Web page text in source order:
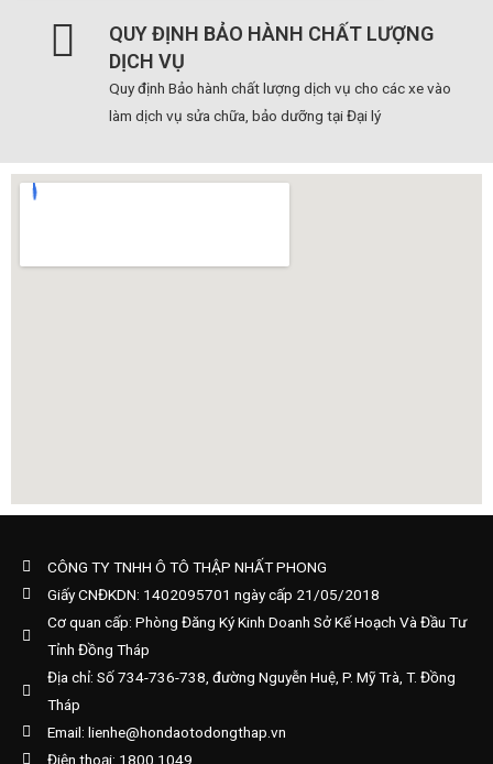
QUY ĐỊNH BẢO HÀNH CHẤT LƯỢNG
DỊCH VỤ
Quy định Bảo hành chất lượng dịch vụ cho các xe vào
làm dịch vụ sửa chữa, bảo dưỡng tại Đại lý
CÔNG TY TNHH Ô TÔ THẬP NHẤT PHONG
Giấy CNĐKDN: 1402095701 ngày cấp 21/05/2018
Cơ quan cấp: Phòng Đăng Ký Kinh Doanh Sở Kế Hoạch Và Đầu Tư
Tỉnh Đồng Tháp
Địa chỉ: Số 734-736-738, đường Nguyễn Huệ, P. Mỹ Trà, T. Đồng
Tháp
Email: lienhe@hondaotodongthap.vn
Điện thoại: 1800 1049